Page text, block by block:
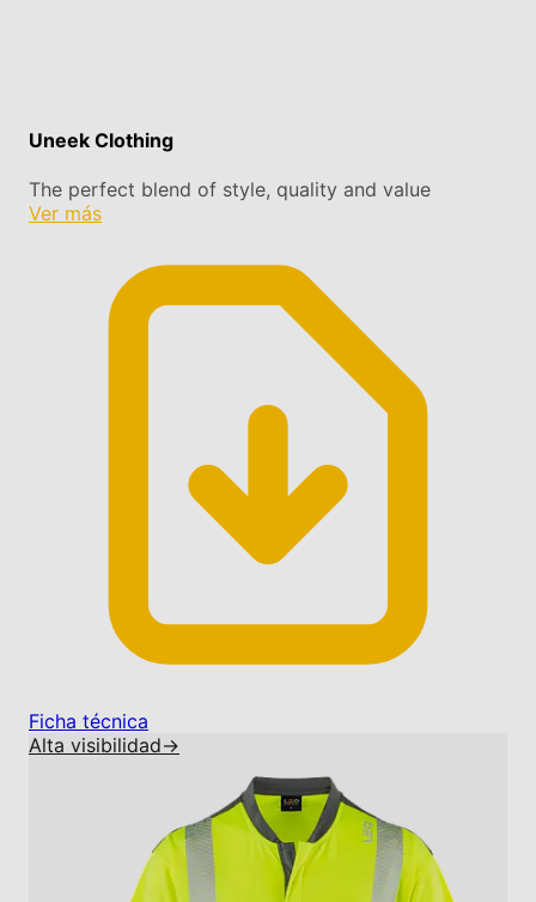
Uneek Clothing
The perfect blend of style, quality and value
Ver más
Ficha técnica
Alta visibilidad→